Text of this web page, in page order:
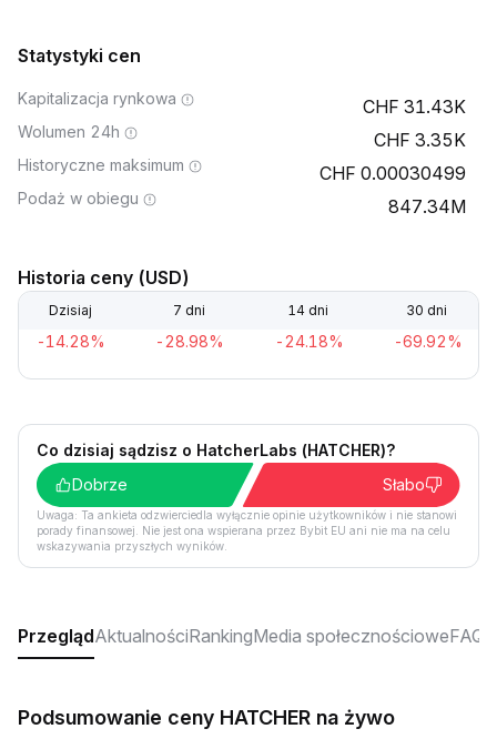
Statystyki cen
Kapitalizacja rynkowa 31.43K
Wolumen 24h 3.35K
Historyczne maksimum 0.00030499
Podaż w obiegu 847.34M
Historia ceny (USD)
Dzisiaj 7 dni 14 dni 30 dni
-14.28% -28.98% -24.18% -69.92%
Co dzisiaj sądzisz o HatcherLabs (HATCHER)?
Dobrze
Słabo
Uwaga: Ta ankieta odzwierciedla wyłącznie opinie użytkowników i nie stanowi
porady finansowej. Nie jest ona wspierana przez Bybit EU ani nie ma na celu
wskazywania przyszłych wyników.
PrzeglądAktualnościRankingMedia społecznościoweFAQ
Podsumowanie ceny HATCHER na żywo